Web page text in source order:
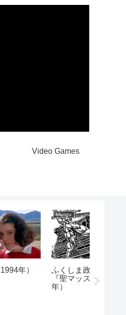
Video Games
Popular
Underwater Moonlight
年）